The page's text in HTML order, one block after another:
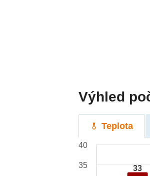
Výhled
Teplota
33
40
35